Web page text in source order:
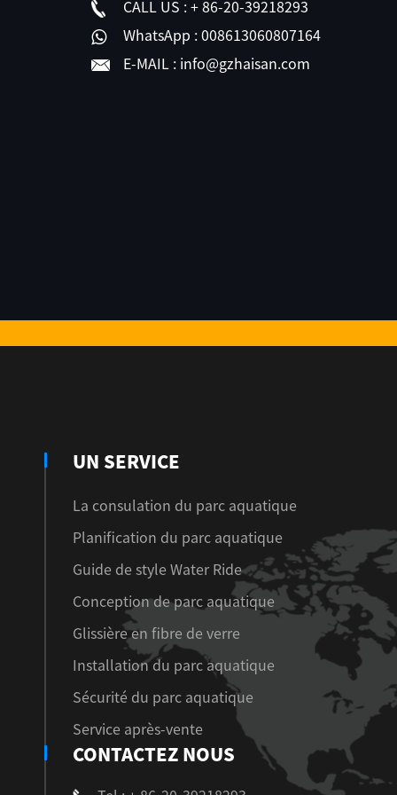
CALL US :+ 86-20-39218293
WhatsApp :008613060807164
E-MAIL :info@gzhaisan.com
UN SERVICE
La consulation du parc aquatique
Planification du parc aquatique
Guide de style Water Ride
Conception de parc aquatique
Glissière en fibre de verre
Installation du parc aquatique
Sécurité du parc aquatique
Service après-vente
CONTACTEZ NOUS